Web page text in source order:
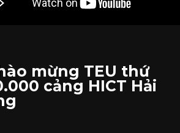
mừng TEU thứ
cảng HICT Hải